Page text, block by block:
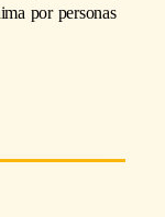
por personas